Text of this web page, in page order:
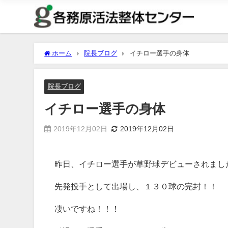
ホーム 院長ブログ イチロー選手の身体
院長ブログ
イチロー選手の身体
2019年12月02日 2019年12月02日
昨日、イチロー選手が草野球デビューされまし
先発投手として出場し、１３０球の完封！！
凄いですね！！！